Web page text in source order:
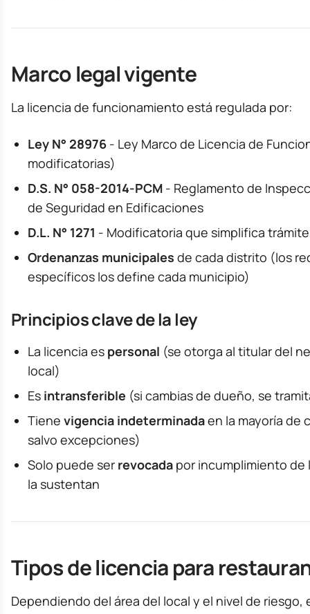
Marco legal vigente
La licencia de funcionamiento está regulada por:
Ley N° 28976 - Ley Marco de Licencia de
modificatorias)
D.S. N° 058-2014-PCM - Reglamento de
de Seguridad en Edificaciones
D.L. N° 1271 - Modificatoria que simplifica
Ordenanzas municipales de cada distrito (los
específicos los define cada municipio)
Principios clave de la ley
La licencia es personal (se otorga al titular del
local)
Es intransferible (si cambias de dueño, se
Tiene vigencia indeterminadaen la mayoría de
salvo excepciones)
Solo puede ser revocada por incumplimiento de
la sustentan
Tipos de licencia para
Dependiendo del área del local y el nivel de riesgo,